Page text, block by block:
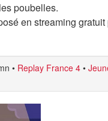
poubelles.
en streaming
• Replay France 4 •